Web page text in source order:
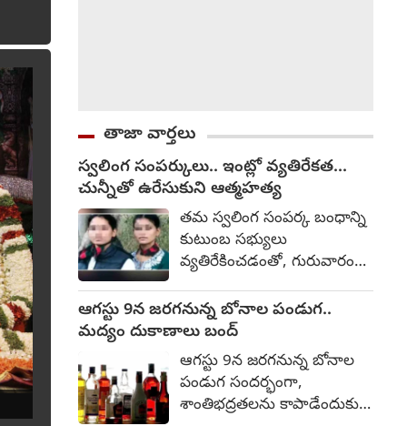
తాజా వార్తలు
స్వలింగ సంపర్కులు.. ఇంట్లో వ్యతిరేకత...
చున్నీతో ఉరేసుకుని ఆత్మహత్య
తమ స్వలింగ సంపర్క బంధాన్ని
కుటుంబ సభ్యులు
వ్యతిరేకించడంతో, గురువారం
కనిపించిన ఇద్దరు నేపాలీ
మహిళలు ఆత్మహత్య చేసుకుని
ఉండవచ్చని పోలీసులు
తెలిపారు. సిర్జన (22), రీటా
(23)గా గుర్తించబడిన ఈ ఇద్దరు
మహిళలు నేపాల్‌కు
ఆగస్టు 9న జరగనున్న బోనాల పండుగ..
మద్యం దుకాణాలు బంద్
ఆగస్టు 9న జరగనున్న బోనాల
పండుగ సందర్భంగా,
శాంతిభద్రతలను కాపాడేందుకు